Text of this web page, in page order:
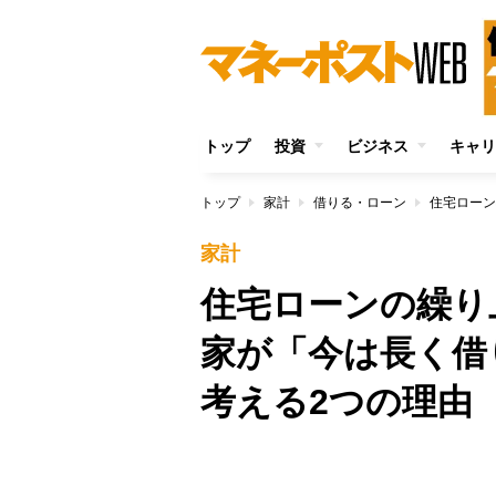
トップ 投資 ビジネス キャ
トップ 家計 借りる・ローン
家計
住宅ローンの繰
家が「今は長く
考える2つの理由